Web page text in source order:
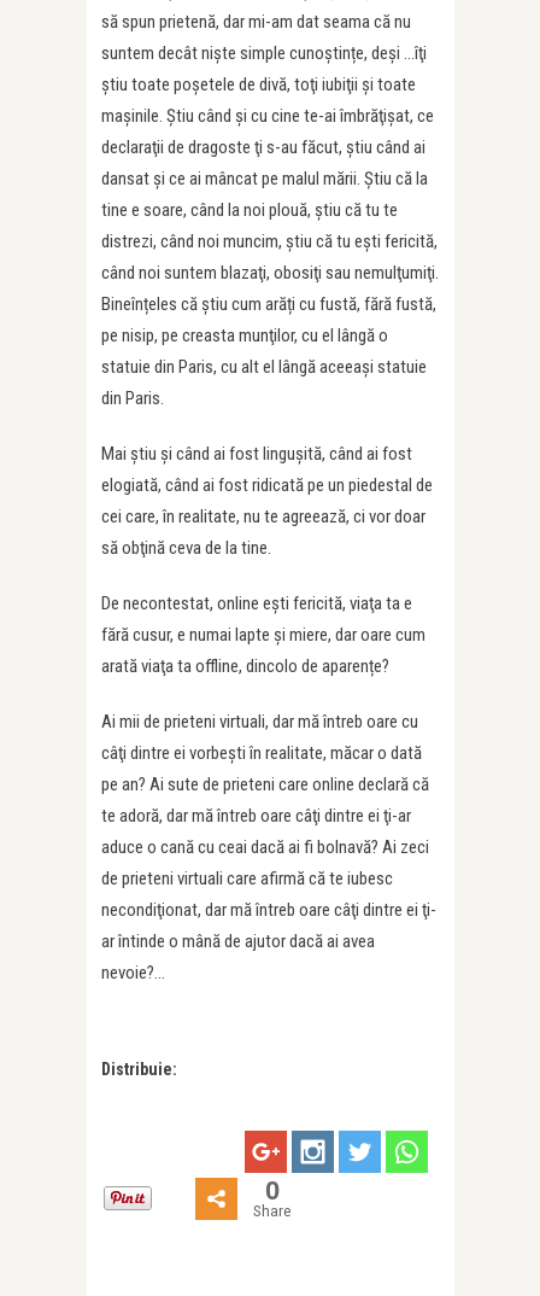
să spun prietenă, dar mi-am dat seama că nu
suntem decât nişte simple cunoştințe, deși …îţi
ştiu toate poşetele de divă, toţi iubiţii şi toate
maşinile. Ştiu când şi cu cine te-ai îmbrăţişat, ce
declaraţii de dragoste ţi s-au făcut, ştiu când ai
dansat şi ce ai mâncat pe malul mării. Știu că la
tine e soare, când la noi plouă, știu că tu te
distrezi, când noi muncim, ştiu că tu eşti fericită,
când noi suntem blazaţi, obosiţi sau nemulţumiţi.
Bineînțeles că știu cum arăți cu fustă, fără fustă,
pe nisip, pe creasta munţilor, cu el lângă o
statuie din Paris, cu alt el lângă aceeaşi statuie
din Paris.
Mai ştiu şi când ai fost linguşită, când ai fost
elogiată, când ai fost ridicată pe un piedestal de
cei care, în realitate, nu te agreează, ci vor doar
să obţină ceva de la tine.
De necontestat, online eşti fericită, viaţa ta e
fără cusur, e numai lapte şi miere, dar oare cum
arată viaţa ta offline, dincolo de aparențe?
Ai mii de prieteni virtuali, dar mă întreb oare cu
câţi dintre ei vorbeşti în realitate, măcar o dată
pe an? Ai sute de prieteni care online declară că
te adoră, dar mă întreb oare câţi dintre ei ţi-ar
aduce o cană cu ceai dacă ai fi bolnavă? Ai zeci
de prieteni virtuali care afirmă că te iubesc
necondiţionat, dar mă întreb oare câţi dintre ei ţi-
ar întinde o mână de ajutor dacă ai avea
nevoie?…
Distribuie:
0
Share